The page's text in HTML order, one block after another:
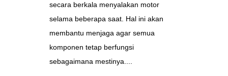
secara berkala menyalakan motor
selama beberapa saat. Hal ini akan
membantu menjaga agar semua
komponen tetap berfungsi
sebagaimana mestinya....